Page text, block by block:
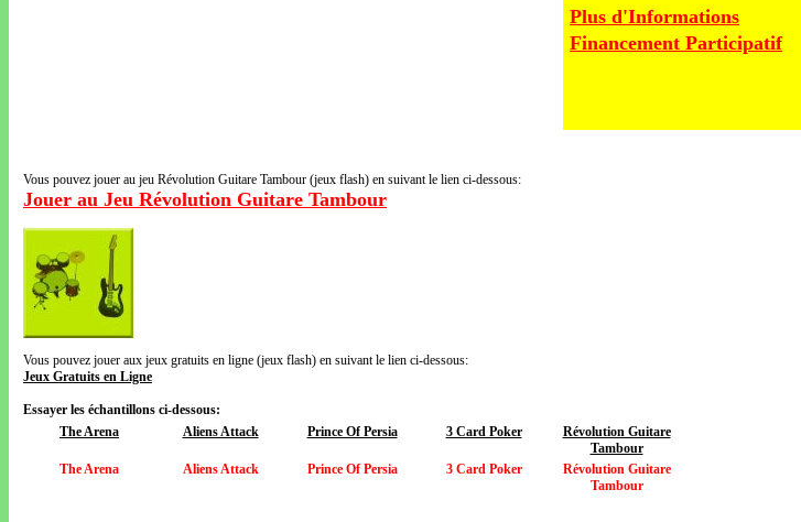
Plus d'Informations
Financement Participatif
Vous pouvez jouer au jeu Révolution Guitare Tambour (jeux flash) en suivant le lien ci-dessous:
Jouer au Jeu Révolution Guitare Tambour
Vous pouvez jouer aux jeux gratuits en ligne (jeux flash) en suivant le lien ci-dessous:
Jeux Gratuits en Ligne
Essayer les échantillons ci-dessous:
The Arena
Aliens Attack Prince Of Persia 3 Card Poker
Révolution Guitare
Tambour
The Arena
Aliens Attack Prince Of Persia 3 Card Poker
Révolution Guitare
Tambour